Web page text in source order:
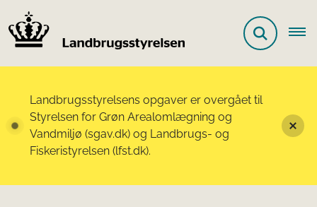
Landbrugsstyrelsens opgaver er overgået til
Styrelsen for Grøn Arealomlægning og
Vandmiljø (sgav.dk) og Landbrugs- og
Fiskeristyrelsen (lfst.dk).